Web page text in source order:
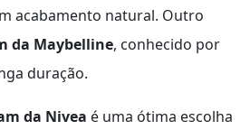
acabamento natural. Outro
da Maybelline, conhecido por
duração.
da Nivea é uma ótima escolha